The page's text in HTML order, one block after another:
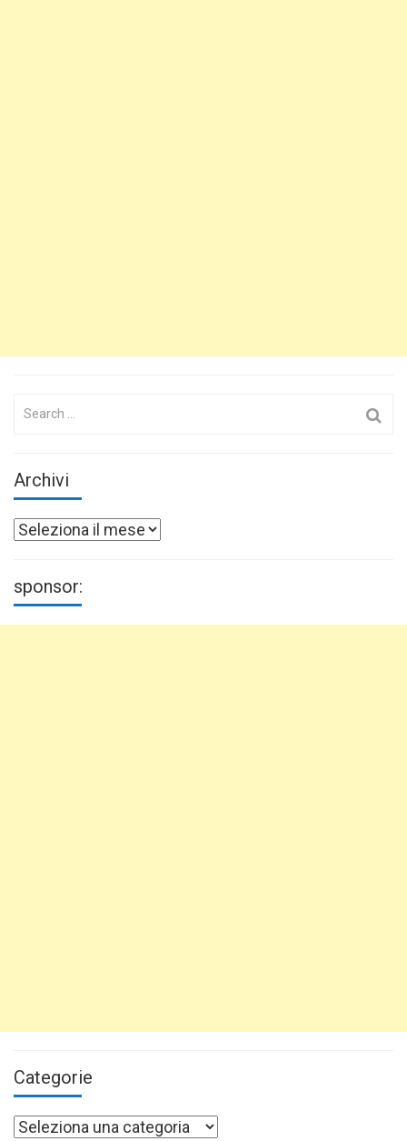
Search
Archivi
Archivi
sponsor:
Categorie
Categorie